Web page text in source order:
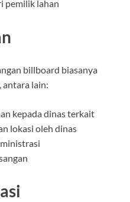
pemilik lahan
billboard biasanya
antara lain:
kepada dinas terkait
lokasi oleh dinas